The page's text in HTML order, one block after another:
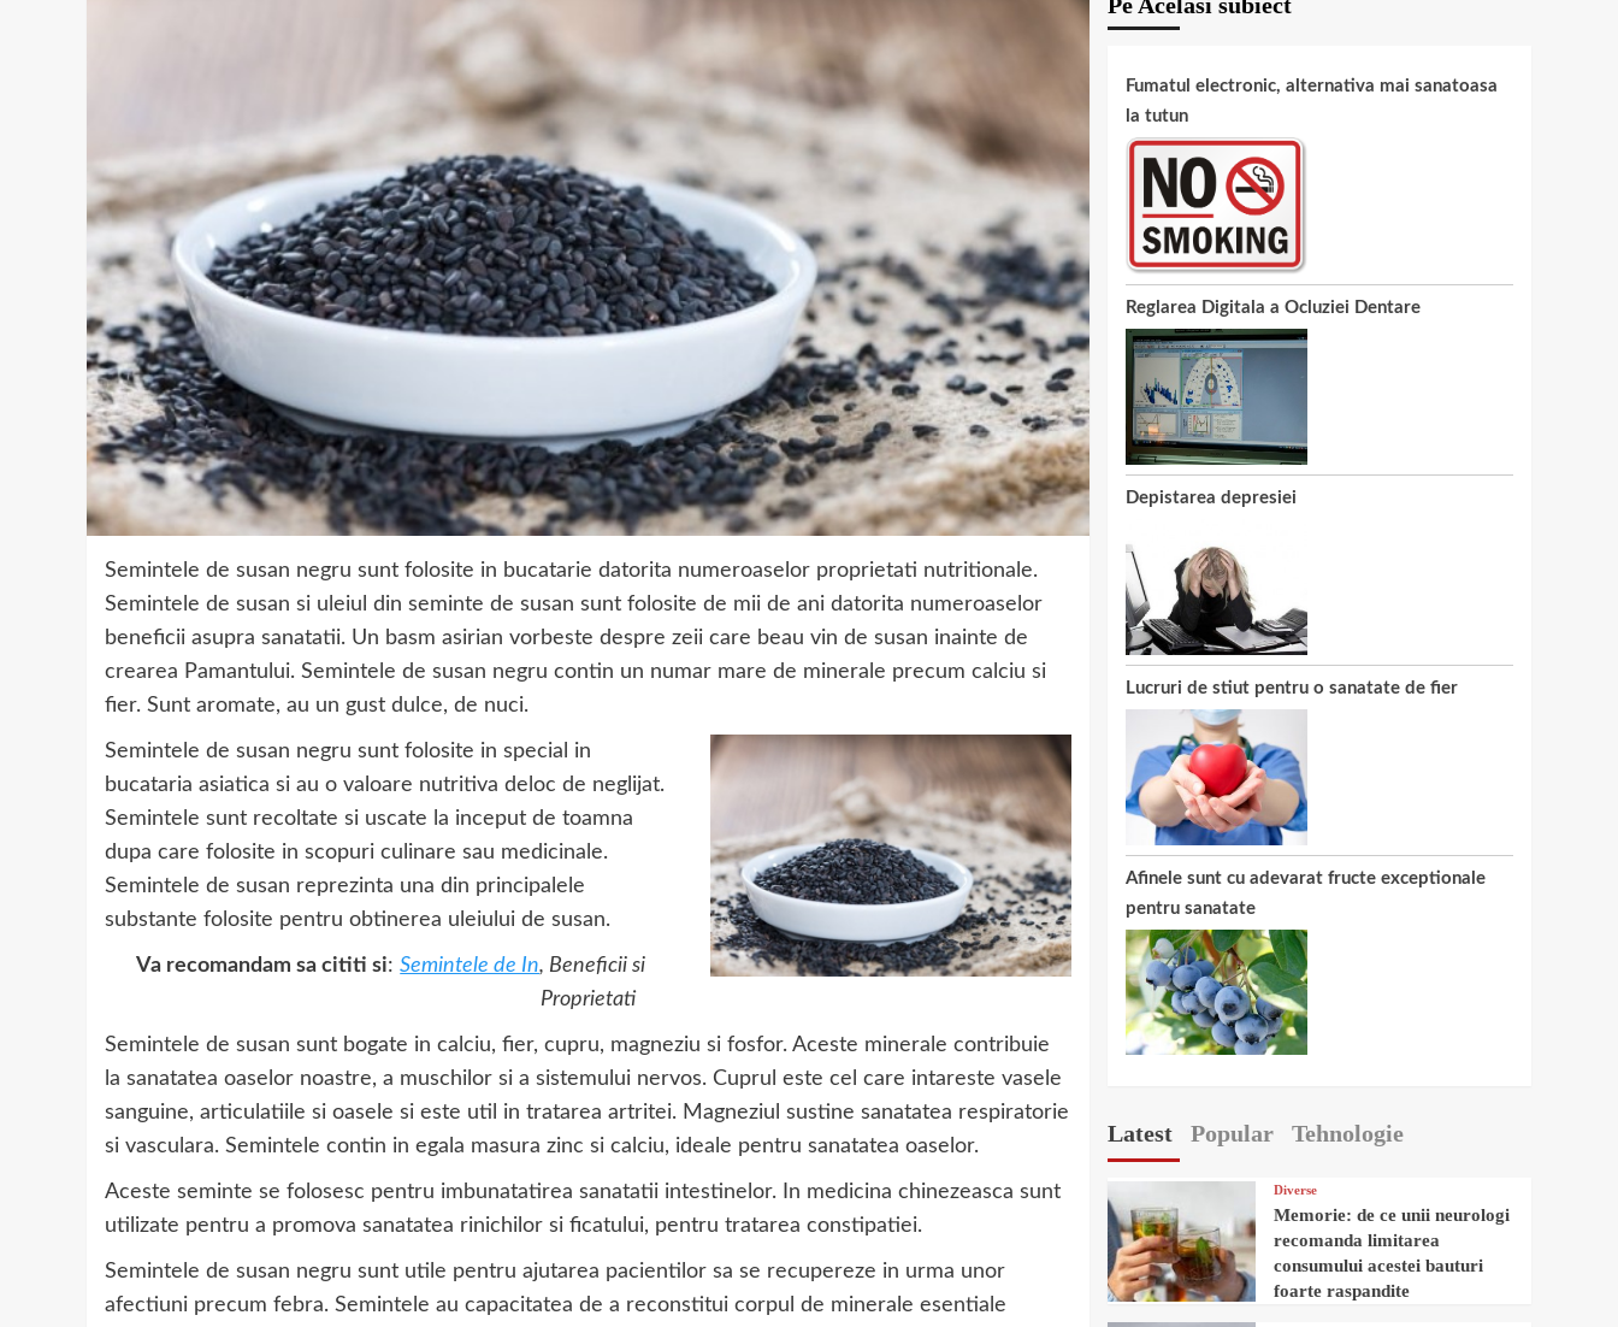
Semintele de susan negru sunt folosite in bucatarie datorita numeroaselor proprietati nutritionale.
Semintele de susan si uleiul din seminte de susan sunt folosite de mii de ani datorita numeroaselor
beneficii asupra sanatatii. Un basm asirian vorbeste despre zeii care beau vin de susan inainte de
crearea Pamantului. Semintele de susan negru contin un numar mare de minerale precum calciu si
fier. Sunt aromate, au un gust dulce, de nuci.
Semintele de susan negru sunt folosite in special in
bucataria asiatica si au o valoare nutritiva deloc de neglijat.
Semintele sunt recoltate si uscate la inceput de toamna
dupa care folosite in scopuri culinare sau medicinale.
Semintele de susan reprezinta una din principalele
substante folosite pentru obtinerea uleiului de susan.
Va recomandam sa cititi si:Semintele de In, Beneficii si
Proprietati
Semintele de susan sunt bogate in calciu, fier, cupru, magneziu si fosfor. Aceste minerale contribuie
la sanatatea oaselor noastre, a muschilor si a sistemului nervos. Cuprul este cel care intareste vasele
sanguine, articulatiile si oasele si este util in tratarea artritei. Magneziul sustine sanatatea respiratorie
si vasculara. Semintele contin in egala masura zinc si calciu, ideale pentru sanatatea oaselor.
Aceste seminte se folosesc pentru imbunatatirea sanatatii intestinelor. In medicina chinezeasca sunt
utilizate pentru a promova sanatatea rinichilor si ficatului, pentru tratarea constipatiei.
Semintele de susan negru sunt utile pentru ajutarea pacientilor sa se recupereze in urma unor
afectiuni precum febra. Semintele au capacitatea de a reconstitui corpul de minerale esentiale
Fumatul electronic, alternativa mai sanatoasa
la tutun
Reglarea Digitala a Ocluziei Dentare
Depistarea depresiei
Lucruri de stiut pentru o sanatate de fier
Afinele sunt cu adevarat fructe exceptionale
pentru sanatate
Latest Popular Tehnologie
Diverse
Memorie: de ce unii neurologi
recomanda limitarea
consumului acestei bauturi
foarte raspandite